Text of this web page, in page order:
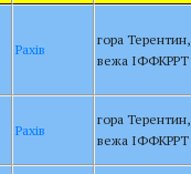
Рахів
гора Терентин,
вежа ІФФКРРТ
Рахів
гора Терентин,
вежа ІФФКРРТ